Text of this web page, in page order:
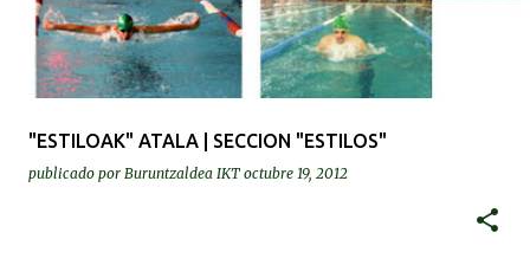
"ESTILOAK" ATALA | SECCION "ESTILOS"
publicado por Buruntzaldea IKT octubre 19, 2012